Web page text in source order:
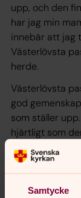
Samtycke
upp, och den
har jag min
innebär att jag
Västerlövsta
herde.
Västerlövsta
god
som ställer
hjärtligt som
2014. Jag är
hos er, över
de första
önskar bara